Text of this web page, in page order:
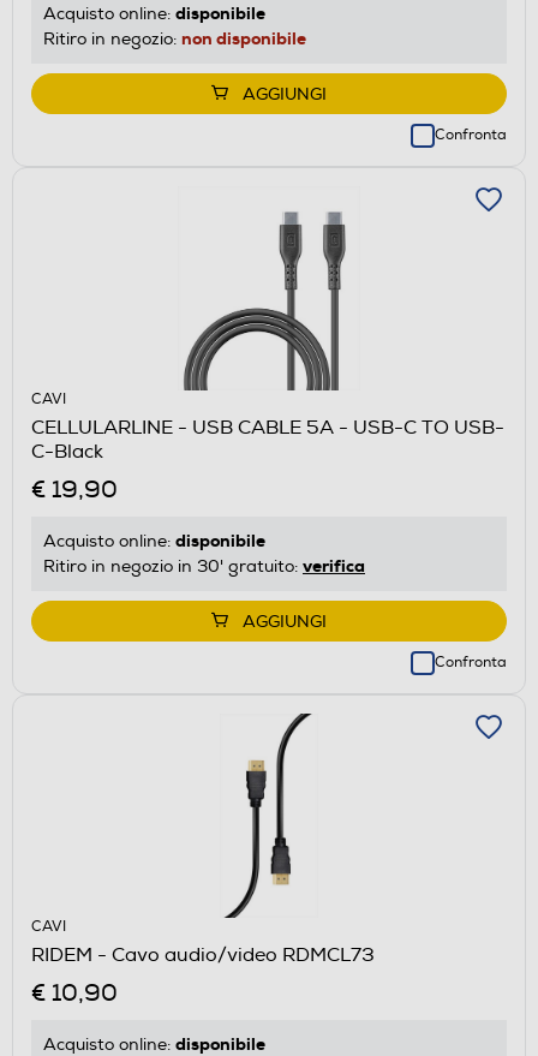
Acquisto online: disponibile
Ritiro in negozio: non disponibile
AGGIUNGI
Confronta
CAVI
CELLULARLINE - USB CABLE 5A - USB-C TO USB-
C-Black
€ 19,90
Acquisto online: disponibile
Ritiro in negozio in 30' gratuito: verifica
AGGIUNGI
Confronta
CAVI
RIDEM - Cavo audio/video RDMCL73
€ 10,90
Acquisto online: disponibile